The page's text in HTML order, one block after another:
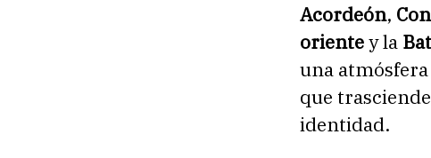
Acordeón,
orientey la
una
que
identidad.